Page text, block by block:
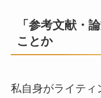
「参考文献・
ことか
私自身がライティ